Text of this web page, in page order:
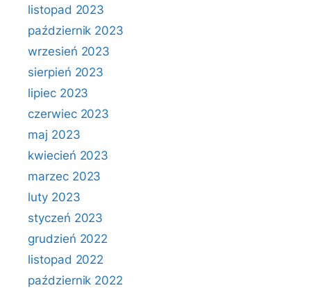
listopad 2023
październik 2023
wrzesień 2023
sierpień 2023
lipiec 2023
czerwiec 2023
maj 2023
kwiecień 2023
marzec 2023
luty 2023
styczeń 2023
grudzień 2022
listopad 2022
październik 2022